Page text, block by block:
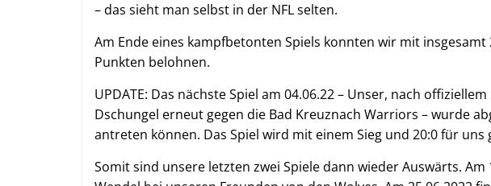
– das sieht man selbst in der NFL selten.
Am Ende eines kampfbetonten Spiels konnten wir mit
Punkten belohnen.
UPDATE: Das nächste Spiel am 04.06.22 – Unser, nach
Dschungel erneut gegen die Bad Kreuznach Warriors – wurde
antreten können. Das Spiel wird mit einem Sieg und 20:0 für uns
Somit sind unsere letzten zwei Spiele dann wieder Auswärts. Am